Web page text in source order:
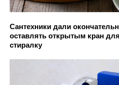
Сантехники дали
оставлять открытым кран
стиралку